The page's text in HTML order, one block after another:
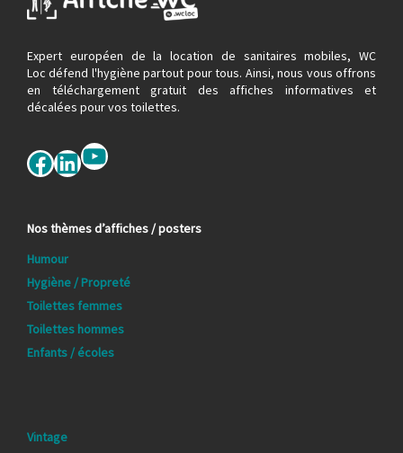
Expert européen de la location de sanitaires mobiles, WC
Loc défend l'hygiène partout pour tous. Ainsi, nous vous offrons
en téléchargement gratuit des affiches informatives et
décalées pour vos toilettes.
Facebook
LinkedIn
YouTube
Nos thèmes d’affiches / posters
Humour
Hygiène / Propreté
Toilettes femmes
Toilettes hommes
Enfants / écoles
Vintage